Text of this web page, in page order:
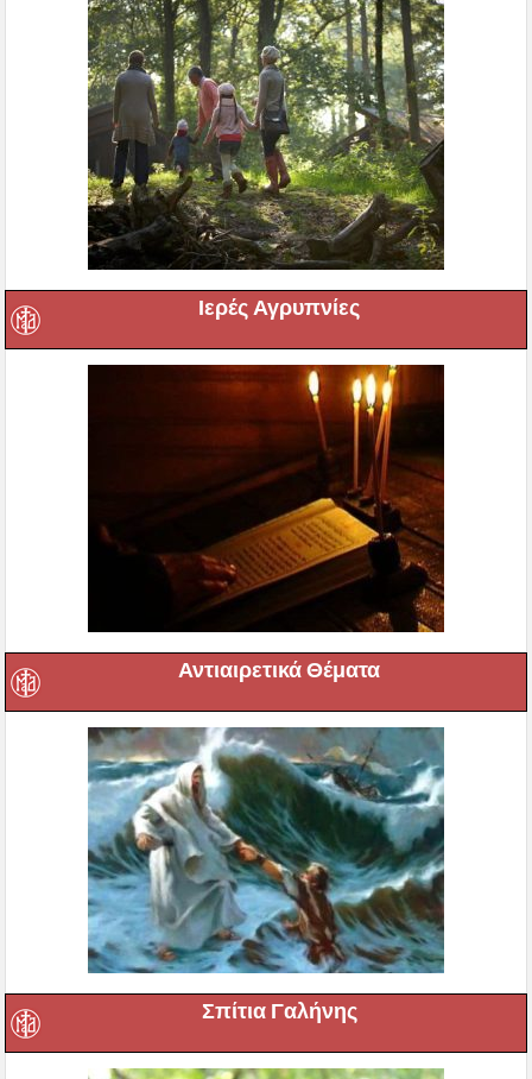
Ιερές Αγρυπνίες
Αντιαιρετικά Θέματα
Σπίτια Γαλήνης